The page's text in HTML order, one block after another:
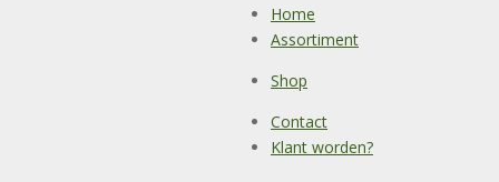
Home
Assortiment
Shop
Contact
Klant worden?